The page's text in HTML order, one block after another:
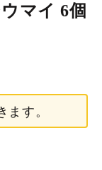
マイ 6個
ます。